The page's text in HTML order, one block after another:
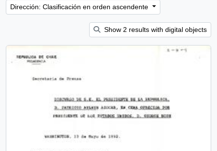
Dirección: Clasificación en orden ascendente
Show 2 results with digital objects